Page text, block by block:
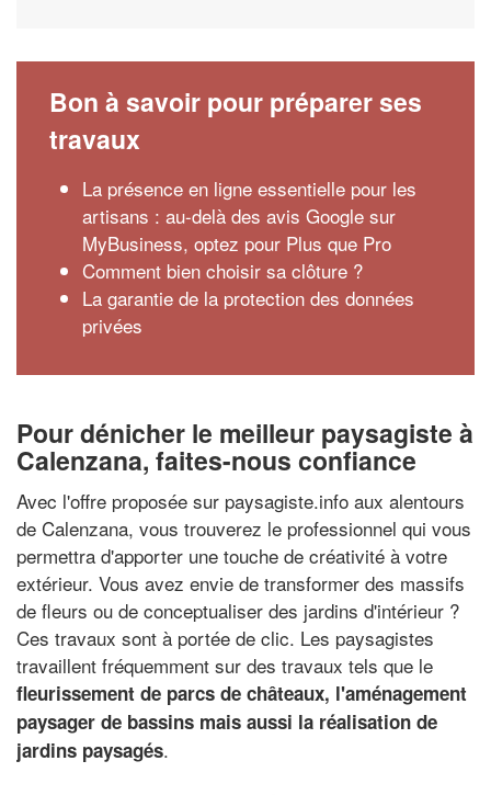
Bon à savoir pour préparer ses
travaux
La présence en ligne essentielle pour les
artisans : au-delà des avis Google sur
MyBusiness, optez pour Plus que Pro
Comment bien choisir sa clôture ?
La garantie de la protection des données
privées
Pour dénicher le meilleur paysagiste à
Calenzana, faites-nous confiance
Avec l'offre proposée sur paysagiste.info aux alentours
de Calenzana, vous trouverez le professionnel qui vous
permettra d'apporter une touche de créativité à votre
extérieur. Vous avez envie de transformer des massifs
de fleurs ou de conceptualiser des jardins d'intérieur ?
Ces travaux sont à portée de clic. Les paysagistes
travaillent fréquemment sur des travaux tels que le
fleurissement de parcs de châteaux, l'aménagement
paysager de bassins mais aussi la réalisation de
jardins paysagés.